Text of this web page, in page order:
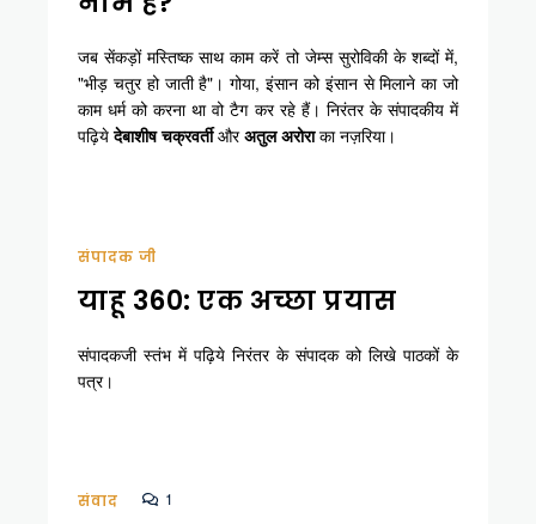
जब सेंकड़ों मस्तिष्क साथ काम करें तो जेम्स सुरोविकी के शब्दों में,
"भीड़ चतुर हो जाती है"। गोया, इंसान को इंसान से मिलाने का जो
काम धर्म को करना था वो टैग कर रहे हैं। निरंतर के संपादकीय में
पढ़ियेदेबाशीष चक्रवर्तीऔरअतुल अरोराका नज़रिया।
संपादक जी
याहू 360: एक अच्छा प्रयास
संपादकजी स्तंभ में पढ़िये निरंतर के संपादक को लिखे पाठकों के
पत्र।
संवाद 1